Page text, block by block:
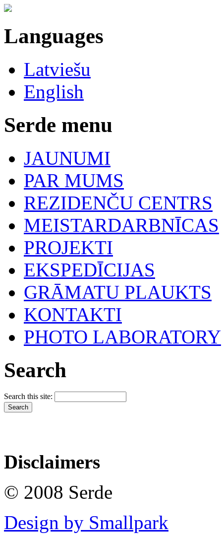
Languages
Latviešu
English
Serde menu
JAUNUMI
PAR MUMS
REZIDENČU CENTRS
MEISTARDARBNĪCAS
PROJEKTI
EKSPEDĪCIJAS
GRĀMATU PLAUKTS
KONTAKTI
PHOTO LABORATORY
Search
Search this site:
Disclaimers
© 2008 Serde
Design by Smallpark